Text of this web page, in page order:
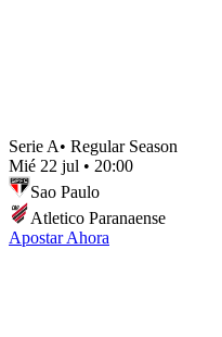
Serie A• Regular Season
Mié 22 jul • 20:00
Sao Paulo
Atletico Paranaense
Apostar Ahora